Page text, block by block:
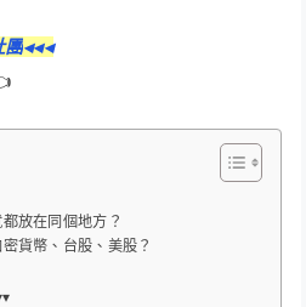
團◂◂◂
放在同個地方？
貨幣、台股、美股？